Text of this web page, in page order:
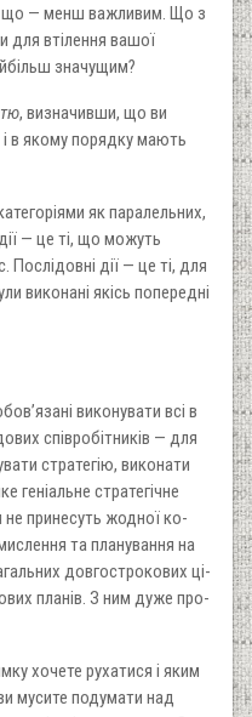
що — менш важли­вим. Що з
для втілення вашої
значущим?
, визначивши, що ви
в якому порядку мають
як пара­лельних,
— це ті, що можуть
Послідовні дії — це ті, для
виконані якісь попередні
виконувати всі в
співробітників — для
стратегію, викона­ти
геніальне стратегічне
не принесуть жодної ко­
та планування на
довгострокових ці­
планів. З ним дуже про­
хочете рухатися і яким
мусите подумати над